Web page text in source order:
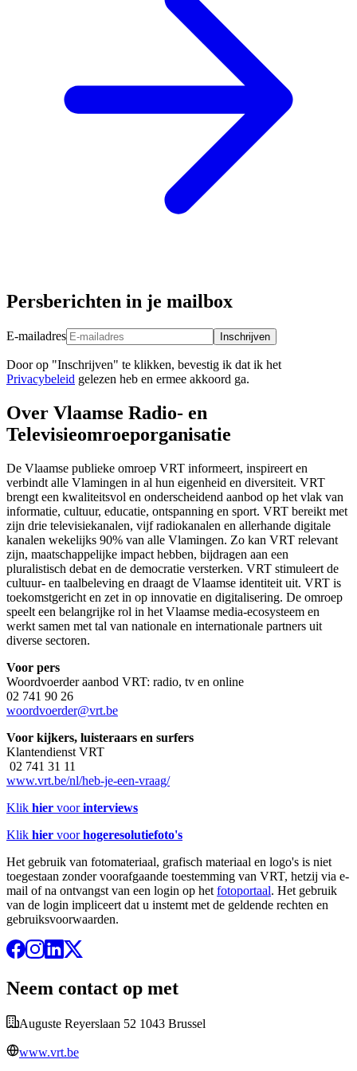
Persberichten in je mailbox
E-mailadres Inschrijven
Door op "Inschrijven" te klikken, bevestig ik dat ik het
Privacybeleid gelezen heb en ermee akkoord ga.
Over Vlaamse Radio- en
Televisieomroeporganisatie
De Vlaamse publieke omroep VRT informeert, inspireert en
verbindt alle Vlamingen in al hun eigenheid en diversiteit. VRT
brengt een kwaliteitsvol en onderscheidend aanbod op het vlak van
informatie, cultuur, educatie, ontspanning en sport. VRT bereikt met
zijn drie televisiekanalen, vijf radiokanalen en allerhande digitale
kanalen wekelijks 90% van alle Vlamingen. Zo kan VRT relevant
zijn, maatschappelijke impact hebben, bijdragen aan een
pluralistisch debat en de democratie versterken. VRT stimuleert de
cultuur- en taalbeleving en draagt de Vlaamse identiteit uit. VRT is
toekomstgericht en zet in op innovatie en digitalisering. De omroep
speelt een belangrijke rol in het Vlaamse media-ecosysteem en
werkt samen met tal van nationale en internationale partners uit
diverse sectoren.
Voor pers
Woordvoerder aanbod VRT: radio, tv en online
02 741 90 26
woordvoerder@vrt.be
Voor kijkers, luisteraars en surfers
Klantendienst VRT
02 741 31 11
www.vrt.be/nl/heb-je-een-vraag/
Klik hier voorinterviews
Klik hier voorhogeresolutiefoto's
Het gebruik van fotomateriaal, grafisch materiaal en logo's is niet
toegestaan zonder voorafgaande toestemming van VRT, hetzij via e-
mail of na ontvangst van een login op het fotoportaal. Het gebruik
van de login impliceert dat u instemt met de geldende rechten en
gebruiksvoorwaarden.
Neem contact op met
Auguste Reyerslaan 52 1043 Brussel
www.vrt.be